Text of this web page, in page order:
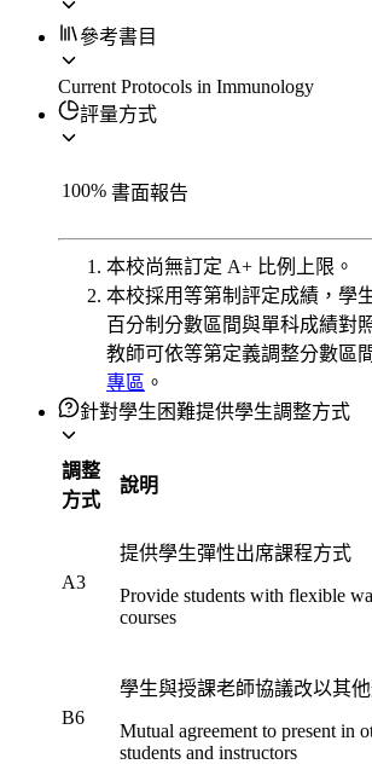
參考書目
Current Protocols in Immunology
評量方式
100% 書面報告
本校尚無訂定 A+ 比例上限。
本校採用等第制評定成績，學
百分制分數區間與單科成績對
教師可依等第定義調整分數區
專區 。
針對學生困難提供學生調整方式
調整
方式
說明
A3
提供學生彈性出席課程方式
Provide students with flexible
courses
B6
學生與授課老師協議改以其
Mutual agreement to present in
students and instructors